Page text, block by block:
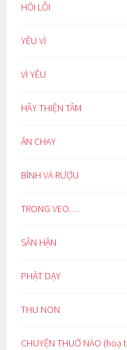
HỐI LỖI
YÊU VÌ
VÌ YÊU
HÃY THIỆN TÂM
ĂN CHAY
BÌNH VÀ RƯỢU
TRONG VEO…
SÂN HẬN
PHẬT DẠY
THU NON
CHUYỆN THUỞ NÀO (hoạ